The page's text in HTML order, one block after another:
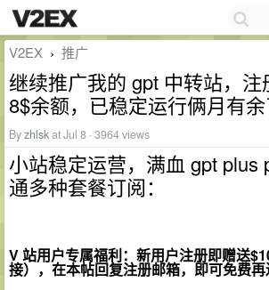
V2EX › 推广
继续推广我的 gpt 中转站，注
8$余额，已稳定运行俩月有余
Byzhlskat Jul 8 · 3964 views
小站稳定运营，满血 gpt plus
通多种套餐订阅：
V 站用户专属福利：新用户注册即赠送
接），在本帖回复注册邮箱，即可免费